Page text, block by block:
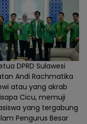
DPRD Sulawesi
Andi Rachmatika
atau yang akrab
Cicu, memuji
yang tergabung
Pengurus Besar